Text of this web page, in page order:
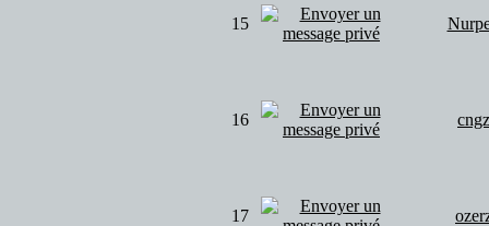
15
16 cngz
17